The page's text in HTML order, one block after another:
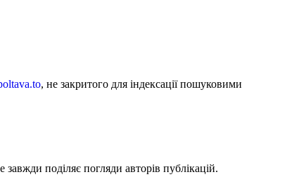
, не закритого для індексації пошуковими
поділяє погляди авторів публікацій.